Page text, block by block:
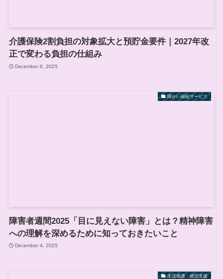
介護保険2割負担の対象拡大と預貯金要件｜2027年改
正で変わる負担の仕組み
December 6, 2025
障がい福祉サービス
障害者週間2025「目に見えない障害」とは？精神障害
への理解を深めるために知っておきたいこと
December 4, 2025
生活保護・就労支援